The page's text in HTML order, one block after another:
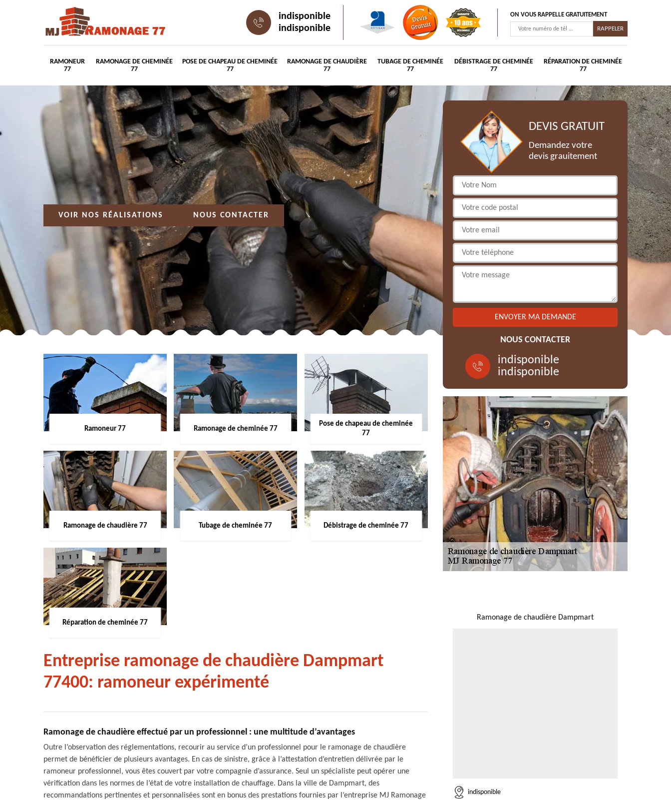
indisponible
indisponible
ON VOUS RAPPELLE GRATUITEMENT
RAMONEUR
77
RAMONAGE DE CHEMINÉE
77
POSE DE CHAPEAU DE CHEMINÉE
77
RAMONAGE DE CHAUDIÈRE
77
TUBAGE DE CHEMINÉE
77
DÉBISTRAGE DE CHEMINÉE
77
RÉPARATION DE CHEMINÉE
77
VOIR NOS RÉALISATIONS NOUS CONTACTER
Ramoneur 77 Ramonage de cheminée 77
Pose de chapeau de cheminée
77
Ramonage de chaudière 77 Tubage de cheminée 77 Débistrage de cheminée 77
Réparation de cheminée 77
Entreprise ramonage de chaudière Dampmart
77400: ramoneur expérimenté
Ramonage de chaudière effectué par un professionnel : une multitude d’avantages
Outre l’observation des réglementations, recourir au service d’un professionnel pour le ramonage de chaudière
permet de bénéficier de plusieurs avantages. En cas de sinistre, grâce à l’attestation d’entretien délivrée par le
ramoneur professionnel, vous êtes couvert par votre compagnie d’assurance. Seul un spécialiste peut opérer une
vérification dans les normes de l’état de votre installation de chauffage. Dans la ville de Dampmart, des
recommandations pertinentes et personnalisées sont en bonus des prestations fournies par l’entreprise MJ Ramonage
DEVIS GRATUIT
Demandez votre
devis grauitement
NOUS CONTACTER
indisponible
indisponible
Ramonage de chaudière Dampmart
indisponible